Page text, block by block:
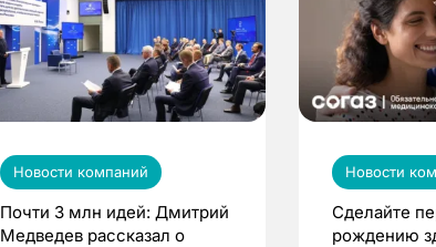
Новости компаний
Почти 3 млн идей: Дмитрий
Медведев рассказал о
Новости
Сделайте
рождению